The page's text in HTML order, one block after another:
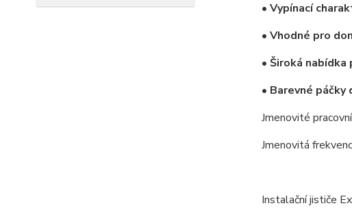
• Vypínací
• Vhodné pro
• Široká
• Barevné
Jmenovité
Jmenovitá
Instalační jističe